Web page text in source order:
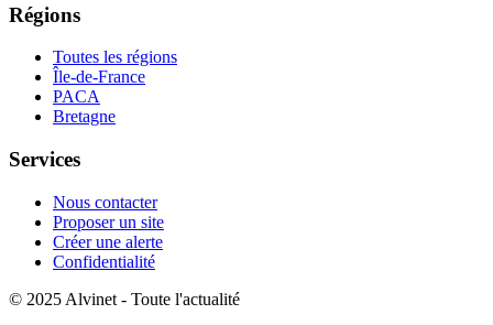
Régions
Toutes les régions
Île-de-France
PACA
Bretagne
Services
Nous contacter
Proposer un site
Créer une alerte
Confidentialité
© 2025 Alvinet - Toute l'actualité